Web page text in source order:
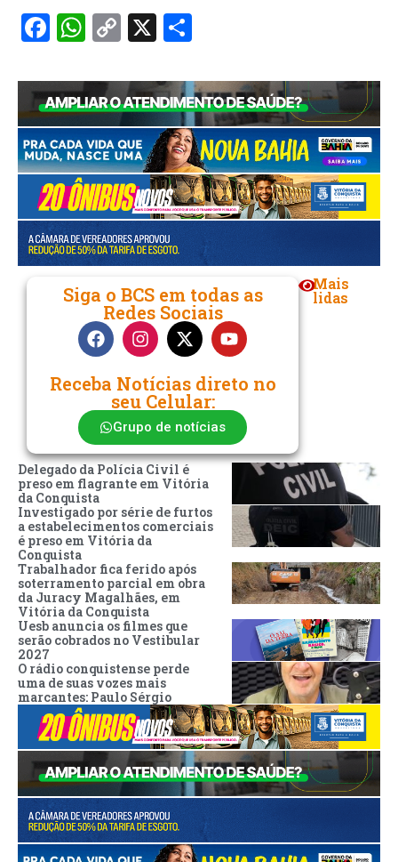
Facebook
WhatsApp
Copy
X
Siga o BCS em todas as
Redes Sociais
Receba Notícias direto no
seu Celular:
Grupo de notícias
Mais
lidas
Delegado da Polícia Civil é
preso em flagrante em Vitória
da Conquista
Investigado por série de furtos
a estabelecimentos comerciais
é preso em Vitória da
Conquista
Trabalhador fica ferido após
soterramento parcial em obra
da Juracy Magalhães, em
Vitória da Conquista
Uesb anuncia os filmes que
serão cobrados no Vestibular
2027
O rádio conquistense perde
uma de suas vozes mais
marcantes: Paulo Sérgio